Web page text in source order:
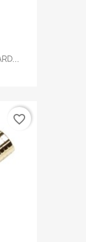
favorite_border